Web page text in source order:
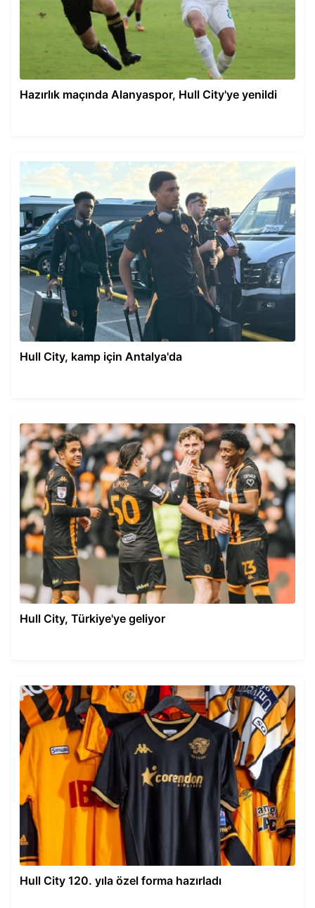
Hazırlık maçında Alanyaspor, Hull City'ye yenildi
Hull City, kamp için Antalya'da
Hull City, Türkiye'ye geliyor
Hull City 120. yıla özel forma hazırladı